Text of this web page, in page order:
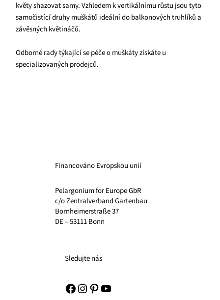
květy shazovat samy. Vzhledem k vertikálnímu růstu jsou tyto
samočistící druhy muškátů ideální do balkonových truhlíků a
závěsných květináčů.
Odborné rady týkající se péče o muškáty získáte u
specializovaných prodejců.
Financováno Evropskou unií
Pelargonium for Europe GbR
c/o Zentralverband Gartenbau
Bornheimerstraße 37
DE – 53111 Bonn
Sledujte nás
Facebook
Instagram
Pinterest
YouTube